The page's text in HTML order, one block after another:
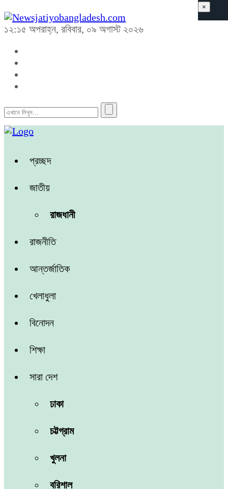
১২:১৫ অপরাহ্ন, রবিবার, ০৯ অগাস্ট ২০২৬
প্রচ্ছদ
জাতীয়
রাজধানী
রাজনীতি
আন্তর্জাতিক
খেলাধুলা
বিনোদন
শিক্ষা
সারা দেশ
ঢাকা
চট্টগ্রাম
খুলনা
বরিশাল
×